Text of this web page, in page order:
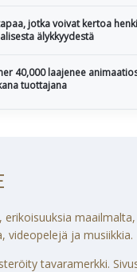
jotka voivat kertoa
älykkyydestä
40,000 laajenee
tuottajana
erikoisuuksia
videopelejä ja musiikkia.
tavaramerkki.